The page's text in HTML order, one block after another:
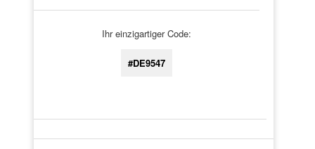
Ihr einzigartiger Code:
#DE9547